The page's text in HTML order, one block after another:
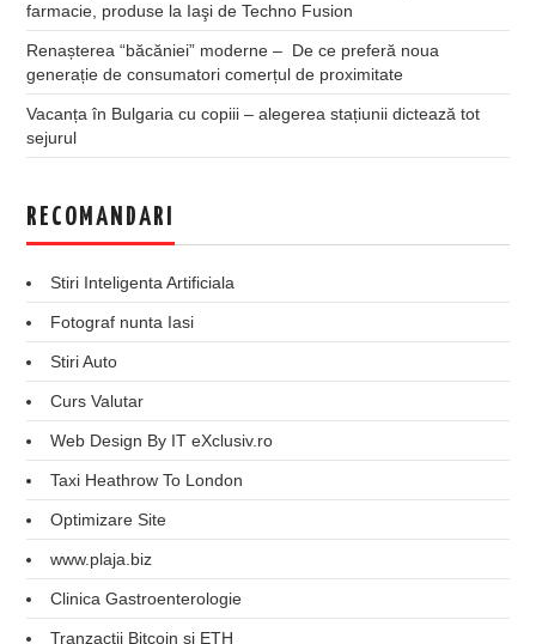
farmacie, produse la Iaşi de Techno Fusion
Renașterea “băcăniei” moderne – De ce preferă noua
generație de consumatori comerțul de proximitate
Vacanța în Bulgaria cu copiii – alegerea stațiunii dictează tot
sejurul
RECOMANDARI
Stiri Inteligenta Artificiala
Fotograf nunta Iasi
Stiri Auto
Curs Valutar
Web Design By IT eXclusiv.ro
Taxi Heathrow To London
Optimizare Site
www.plaja.biz
Clinica Gastroenterologie
Tranzactii Bitcoin si ETH